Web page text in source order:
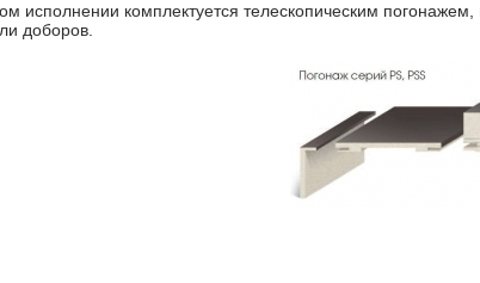
исполнении комплектуется телескопическим
доборов.